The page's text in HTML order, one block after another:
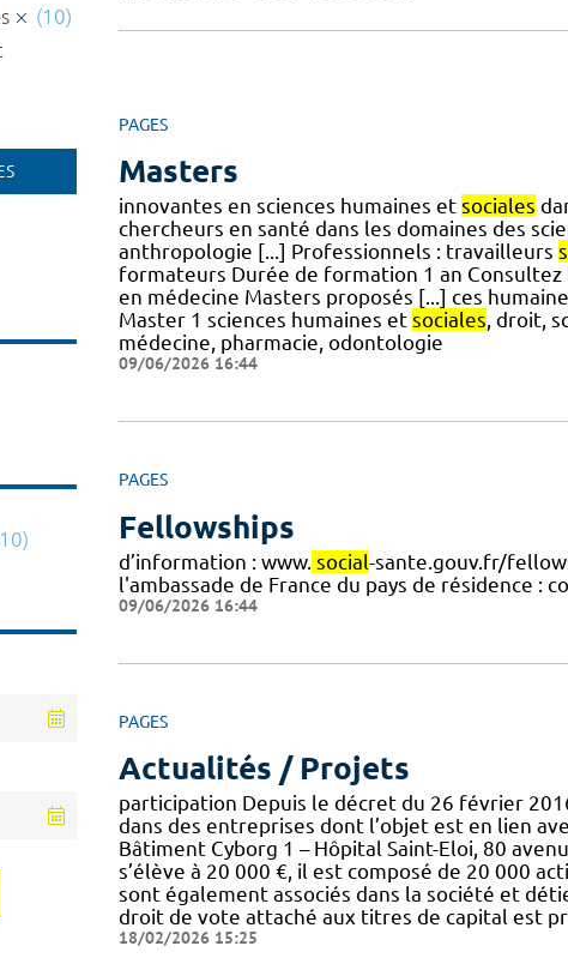
PAGES
Masters
innovantes en sciences humaines et sociales
chercheurs en santé dans les domaines des
anthropologie [...] Professionnels : travailleurs
formateurs Durée de formation 1 an
en médecine Masters proposés [...] ces
Master 1 sciences humaines et sociales, droit,
médecine, pharmacie, odontologie
09/06/2026 16:44
PAGES
Fellowships
d’information : www. social-sante.gouv.fr/
l'ambassade de France du pays de résidence :
09/06/2026 16:44
PAGES
Actualités / Projets
participation Depuis le décret du 26 février
dans des entreprises dont l’objet est en lien
Bâtiment Cyborg 1 – Hôpital Saint-Eloi, 80
s’élève à 20 000 €, il est composé de 20 000
sont également associés dans la société et
droit de vote attaché aux titres de capital est
18/02/2026 15:25
(10)